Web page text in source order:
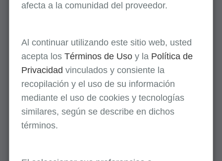
afecta a la comunidad del proveedor.
Al continuar utilizando este sitio web, usted
acepta los Términos de Usoy la Política de
Privacidad vinculados y consiente la
recopilación y el uso de su información
mediante el uso de cookies y tecnologías
similares, según se describe en dichos
términos.